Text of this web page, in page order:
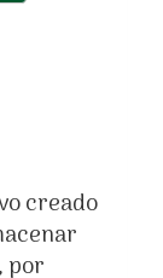
creado
por